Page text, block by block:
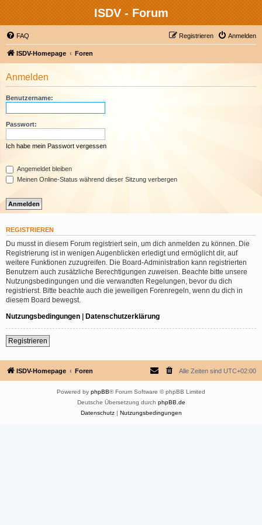
ISDV - Forum
FAQ Anmelden
Registrieren
ISDV-Homepage Foren
Anmelden
Benutzername:
Passwort:
Ich habe mein Passwort vergessen
Angemeldet bleiben
Meinen Online-Status während dieser Sitzung verbergen
REGISTRIEREN
Du musst in diesem Forum registriert sein, um dich anmelden zu können. Die
Registrierung ist in wenigen Augenblicken erledigt und ermöglicht dir, auf
weitere Funktionen zuzugreifen. Die Board-Administration kann registrierten
Benutzern auch zusätzliche Berechtigungen zuweisen. Beachte bitte unsere
Nutzungsbedingungen und die verwandten Regelungen, bevor du dich
registrierst. Bitte beachte auch die jeweiligen Forenregeln, wenn du dich in
diesem Board bewegst.
Nutzungsbedingungen | Datenschutzerklärung
Registrieren
ISDV-Homepage Foren Alle Zeiten sind UTC+02:00
Powered by phpBB® Forum Software © phpBB Limited
Deutsche Übersetzung durch phpBB.de
Datenschutz| Nutzungsbedingungen